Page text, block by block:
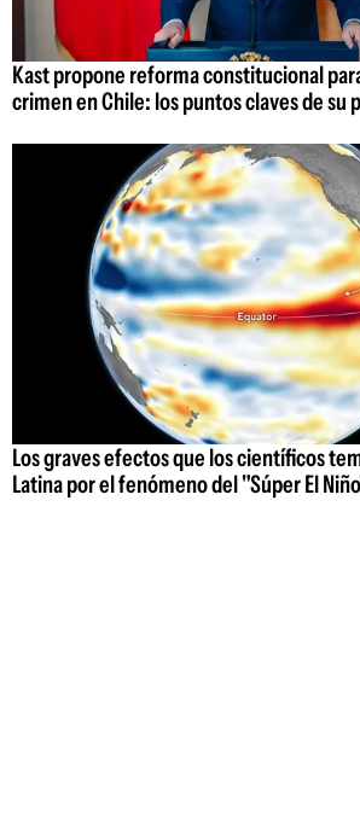
Kast propone reforma constitucional
crimen en Chile: los puntos claves de su
Los graves efectos que los científicos
Latina por el fenómeno del "Súper El